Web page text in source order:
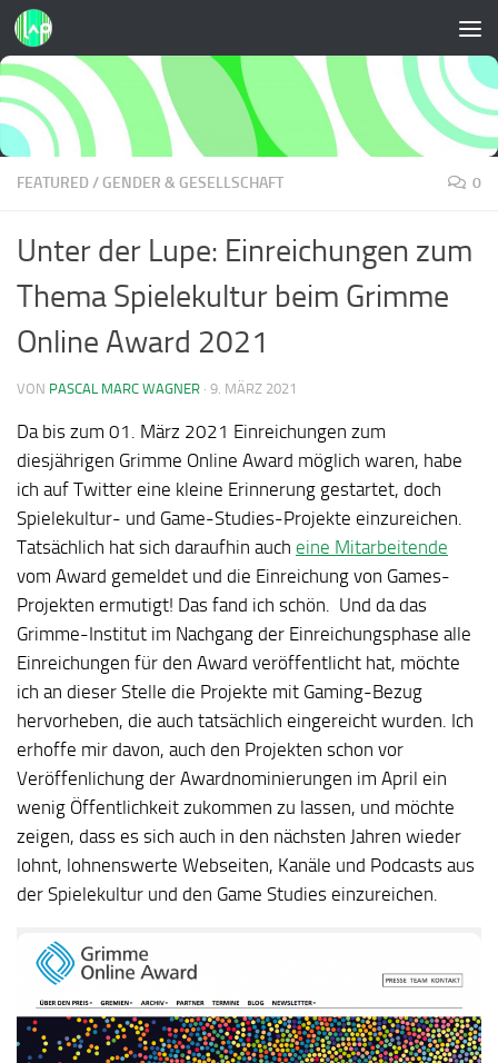
Zum Inhalt springen
FEATURED / GENDER & GESELLSCHAFT 0
Unter der Lupe: Einreichungen zum
Thema Spielekultur beim Grimme
Online Award 2021
VON PASCAL MARC WAGNER · 9. MÄRZ 2021
Da bis zum 01. März 2021 Einreichungen zum
diesjährigen Grimme Online Award möglich waren, habe
ich auf Twitter eine kleine Erinnerung gestartet, doch
Spielekultur- und Game-Studies-Projekte einzureichen.
Tatsächlich hat sich daraufhin auch eine Mitarbeitende
vom Award gemeldet und die Einreichung von Games-
Projekten ermutigt! Das fand ich schön. Und da das
Grimme-Institut im Nachgang der Einreichungsphase alle
Einreichungen für den Award veröffentlicht hat, möchte
ich an dieser Stelle die Projekte mit Gaming-Bezug
hervorheben, die auch tatsächlich eingereicht wurden. Ich
erhoffe mir davon, auch den Projekten schon vor
Veröffenlichung der Awardnominierungen im April ein
wenig Öffentlichkeit zukommen zu lassen, und möchte
zeigen, dass es sich auch in den nächsten Jahren wieder
lohnt, lohnenswerte Webseiten, Kanäle und Podcasts aus
der Spielekultur und den Game Studies einzureichen.